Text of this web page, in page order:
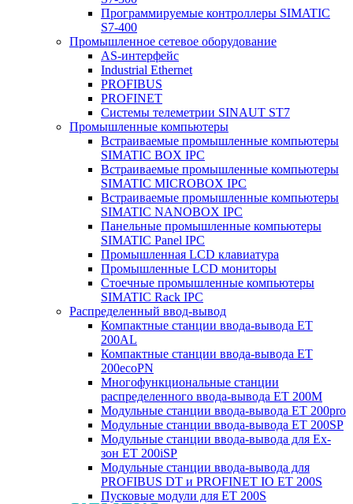
Программируемые контроллеры SIMATIC
S7-400
Промышленное сетевое оборудование
AS-интерфейс
Industrial Ethernet
PROFIBUS
PROFINET
Системы телеметрии SINAUT ST7
Промышленные компьютеры
Встраиваемые промышленные компьютеры
SIMATIC BOX IPC
Встраиваемые промышленные компьютеры
SIMATIC MICROBOX IPC
Встраиваемые промышленные компьютеры
SIMATIC NANOBOX IPC
Панельные промышленные компьютеры
SIMATIC Panel IPC
Промышленная LCD клавиатура
Промышленные LCD мониторы
Стоечные промышленные компьютеры
SIMATIC Rack IPC
Распределенный ввод-вывод
Компактные станции ввода-вывода ET
200AL
Компактные станции ввода-вывода ET
200ecoPN
Многофункциональные станции
распределенного ввода-вывода ET 200M
Модульные станции ввода-вывода ET 200pro
Модульные станции ввода-вывода ET 200SP
Модульные станции ввода-вывода для Ex-
зон ET 200iSP
Модульные станции ввода-вывода для
PROFIBUS DT и PROFINET IO ET 200S
Пусковые модули для ET 200S